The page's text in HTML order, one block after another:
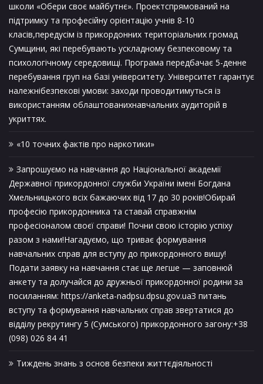
школи «Обери своє майбутнє». Проектспрямований на
підтримку та професійну орієнтацію учнів 8-10
класів,передусім із прикордонних територіальних громад
Сумщини, які перебувають ускладному безпековому та
психологічному середовищі. Програма передбачає 5-денне
перебування груп на базі університету. Університет гарантує
належнібезпекові умови: заходи проводитимуться із
використанням облаштованихнавчальних аудиторій в
укриттях.
«10 точних фактів про наркотики»
Запрошуємо на навчання до Національної академії
Державної прикордонної служби України імені Богдана
Хмельницького всіх бажаючих від 17 до 30 років!Обирай
професію прикордонника та ставай справжнім
професіоналом своєї справи! Почни свою історію успіху
разом з нами!Нагадуємо, що триває формування
навчальних справ для вступу до прикордонного вишу!
Подати заявку на навчання стає ще легше — заповнюй
анкету та долучайся до дружньої прикордонної родини за
посиланням: https://anketa-nadpsu.dpsu.gov.uaЗ питань
вступу та формування навчальних справ звертатися до
відділу рекрутингу 5 (Сумського) прикордонного загону:+38
(098) 026 84 41
Тиждень знань з основ безпеки життєдіяльності